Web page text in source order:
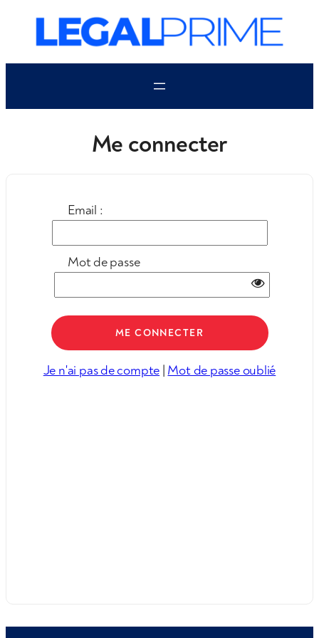
contenu
Me connecter
Email :
Mot de passe
Je n'ai pas de compte | Mot de passe oublié